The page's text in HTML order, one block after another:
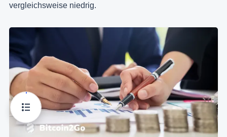
vergleichsweise niedrig.